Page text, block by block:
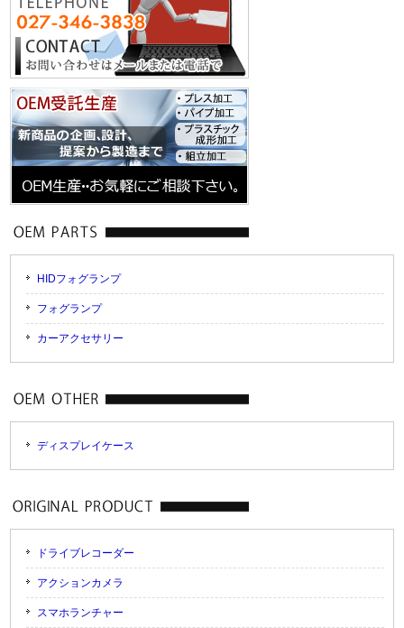
HIDフォグランプ
フォグランプ
カーアクセサリー
ディスプレイケース
ドライブレコーダー
アクションカメラ
スマホランチャー